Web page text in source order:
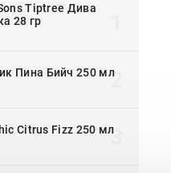
Tiptree Дива
28 гр
Пина Бийч 250 мл
Citrus Fizz 250 мл